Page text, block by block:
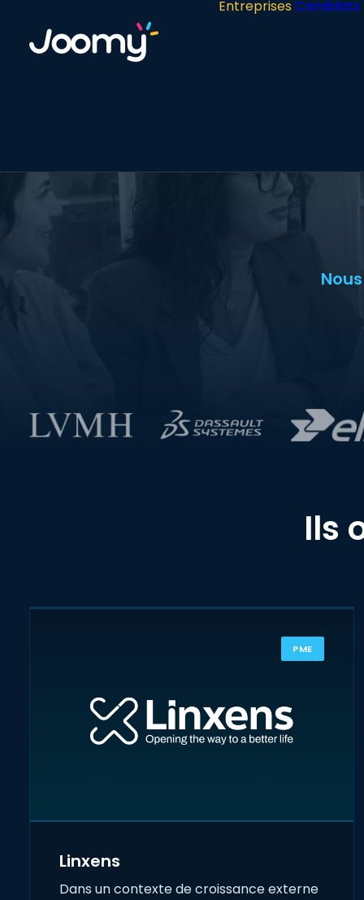
EntreprisesCandidats
Ils
PME
Linxens
Dans un contexte de croissance externe